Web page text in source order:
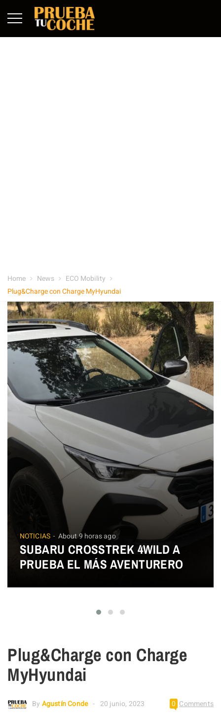
Home News
ECO Mobility
Plug&Charge con Charge MyHyundai
NOTICIAS About 9 horas ago
SUBARU CROSSTREK 4WILD A
PRUEBA EL MÁS AVENTURERO
Plug&Charge con Charge
MyHyundai
By Agustín Conde 20 junio, 2023 0 Comments